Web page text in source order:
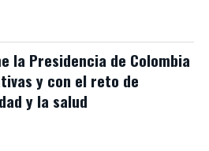
la Presidencia de Colombia
y con el reto de
y la salud